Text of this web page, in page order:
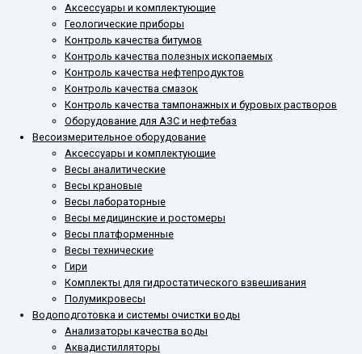
Аксессуары и комплектующие
Геологические приборы
Контроль качества битумов
Контроль качества полезных ископаемых
Контроль качества нефтепродуктов
Контроль качества смазок
Контроль качества тампонажных и буровых растворов
Оборудование для АЗС и нефтебаз
Весоизмерительное оборудование
Аксессуары и комплектующие
Весы аналитические
Весы крановые
Весы лабораторные
Весы медицинские и ростомеры
Весы платформенные
Весы технические
Гири
Комплекты для гидростатического взвешивания
Полумикровесы
Водоподготовка и системы очистки воды
Анализаторы качества воды
Аквадистилляторы